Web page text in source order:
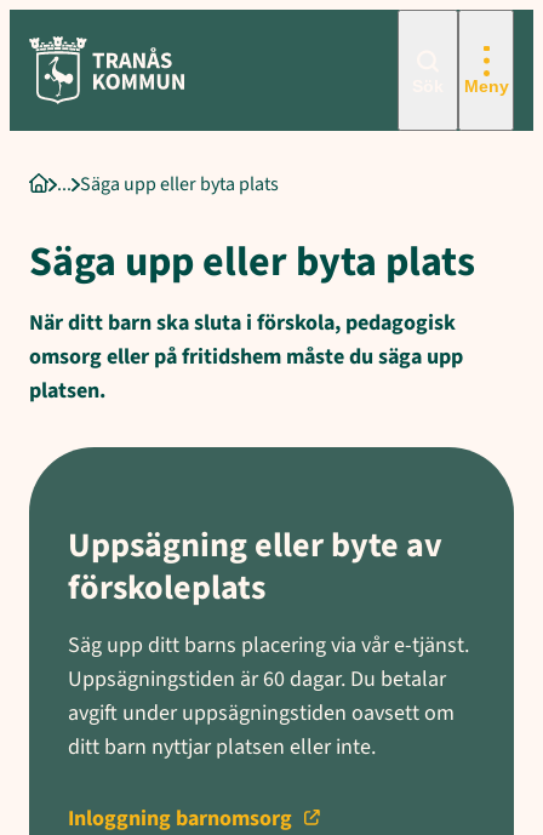
innehåll
Meny
StartsidaSäga upp eller byta plats
Säga upp eller byta plats
När ditt barn ska sluta i förskola, pedagogisk
omsorg eller på fritidshem måste du säga upp
platsen.
Uppsägning eller byte av
förskoleplats
Säg upp ditt barns placering via vår e-tjänst.
Uppsägningstiden är 60 dagar. Du betalar
avgift under uppsägningstiden oavsett om
ditt barn nyttjar platsen eller inte.
Inloggning barnomsorg